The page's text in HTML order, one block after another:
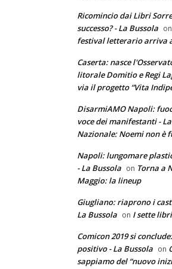
Ricomincio dai Libri
successo? - La Bussola on
festival letterario arriva
Caserta: nasce
litorale Domitio e Regi
via il progetto “Vita
DisarmiAMO Napoli:
voce dei manifestanti -
Nazionale: Noemi non è
Napoli: lungomare
- La Bussola on Torna a
Maggio: la lineup
Giugliano: riaprono i
La Bussola on I sette
Comicon 2019 si
positivo - La Bussola on
sappiamo del “nuovo